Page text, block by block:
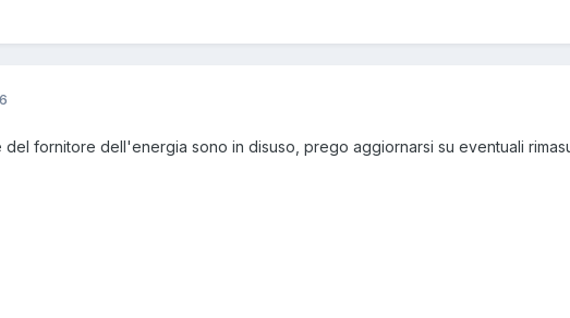
del fornitore dell'energia sono in disuso, prego aggiornarsi su eventuali